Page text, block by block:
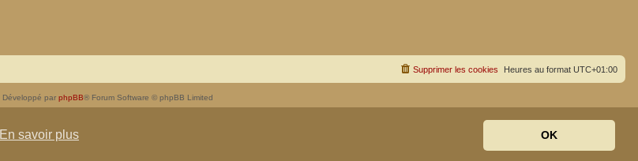
En savoir plus OK
Heures au format UTC+01:00
Supprimer les cookies
Développé par phpBB® Forum Software © phpBB Limited